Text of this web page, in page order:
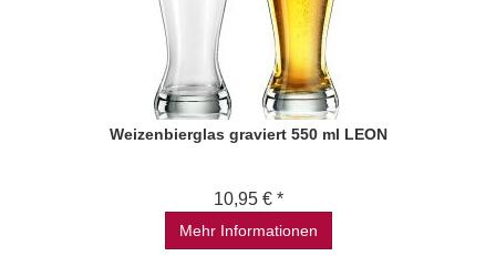
Weizenbierglas graviert 550 ml LEON
10,95 € *
Mehr Informationen